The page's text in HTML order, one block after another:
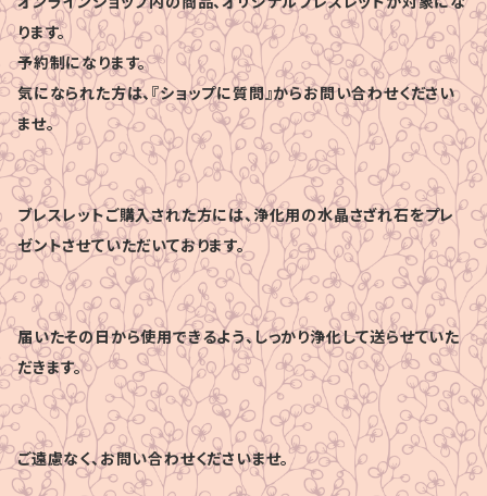
ります。
予約制になります。
気になられた方は、『ショップに質問』からお問い合わせください
ませ。
ブレスレットご購入された方には、浄化用の水晶さざれ石をプレ
ゼントさせていただいております。
届いたその日から使用できるよう、しっかり浄化して送らせていた
だきます。
ご遠慮なく、お問い合わせくださいませ。